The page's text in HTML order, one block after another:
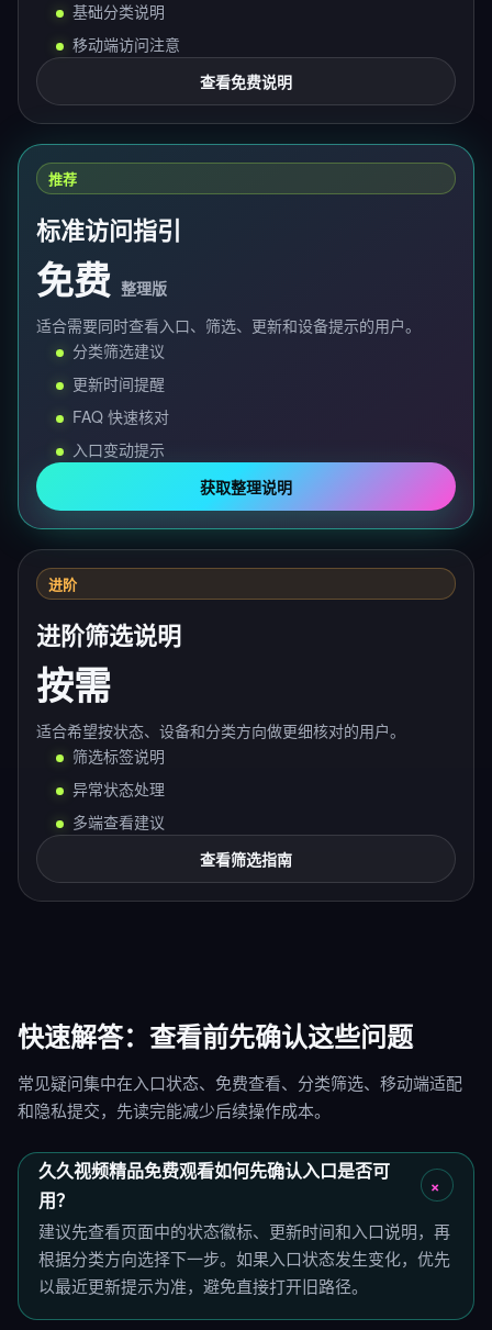
基础分类说明
移动端访问注意
查看免费说明
推荐
标准访问指引
免费 整理版
适合需要同时查看入口、筛选、更新和设备提示的用户。
分类筛选建议
更新时间提醒
FAQ 快速核对
入口变动提示
获取整理说明
进阶
进阶筛选说明
按需
适合希望按状态、设备和分类方向做更细核对的用户。
筛选标签说明
异常状态处理
多端查看建议
查看筛选指南
快速解答：查看前先确认这些问题
常见疑问集中在入口状态、免费查看、分类筛选、移动端适配
和隐私提交，先读完能减少后续操作成本。
久久视频精品免费观看如何先确认入口是否可
用？
建议先查看页面中的状态徽标、更新时间和入口说明，再
根据分类方向选择下一步。如果入口状态发生变化，优先
以最近更新提示为准，避免直接打开旧路径。